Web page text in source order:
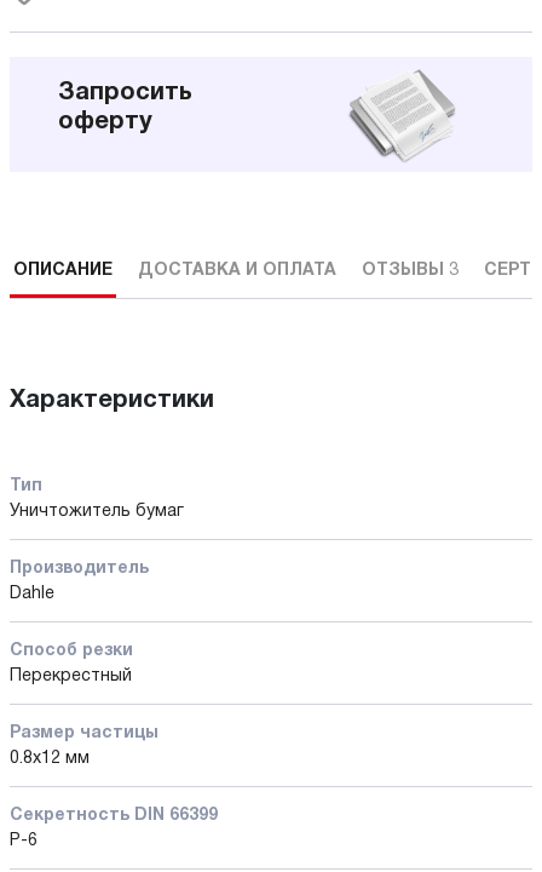
Запросить
оферту
ОПИСАНИЕ ДОСТАВКА И ОПЛАТА ОТЗЫВЫ 3
Характеристики
Тип
Уничтожитель бумаг
Производитель
Dahle
Способ резки
Перекрестный
Размер частицы
0.8х12 мм
Секретность DIN 66399
P-6